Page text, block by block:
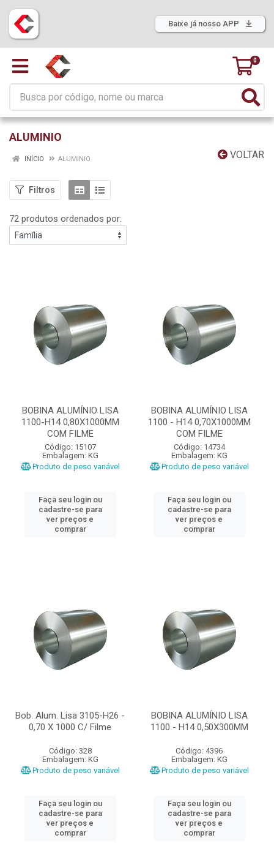
Baixe já nosso APP
0
ALUMINIO
VOLTAR
INÍCIO ALUMINIO
Filtros
72 produtos ordenados por:
BOBINA ALUMÍNIO LISA
1100-H14 0,80X1000MM
COM FILME
Código: 15107
Embalagem: KG
Produto de peso variável
Faça seu login ou
cadastre-se para
ver preços e
comprar
BOBINA ALUMÍNIO LISA
1100 - H14 0,70X1000MM
COM FILME
Código: 14734
Embalagem: KG
Produto de peso variável
Faça seu login ou
cadastre-se para
ver preços e
comprar
Bob. Alum. Lisa 3105-H26 -
0,70 X 1000 C/ Filme
Código: 328
Embalagem: KG
Produto de peso variável
Faça seu login ou
cadastre-se para
ver preços e
comprar
BOBINA ALUMÍNIO LISA
1100 - H14 0,50X300MM
Código: 4396
Embalagem: KG
Produto de peso variável
Faça seu login ou
cadastre-se para
ver preços e
comprar